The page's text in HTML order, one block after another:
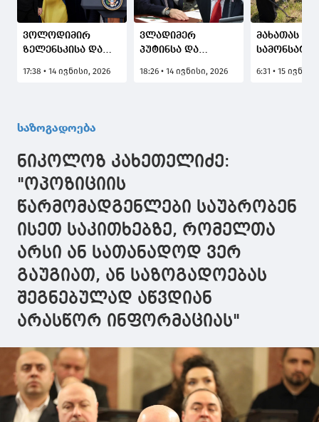
ვოლოდიმირ
ზელენსკისა და
17:38 • 14 ივნისი, 2026
ვლადიმერ
პუტინსა და
18:26 • 14 ივნისი, 2026
მახათას
მიმდებარე
6:31 • 15
საზოგადოება
ნიკოლოზ კახეთელიძე:
"ოპოზიციის
წარმომადგენლები საუბრობენ
ისეთ საკითხებზე, რომელთა
არსი ან სათანადოდ ვერ
გაუგიათ, ან საზოგადოებას
შეგნებულად აწვდიან
არასწორ ინფორმაციას"